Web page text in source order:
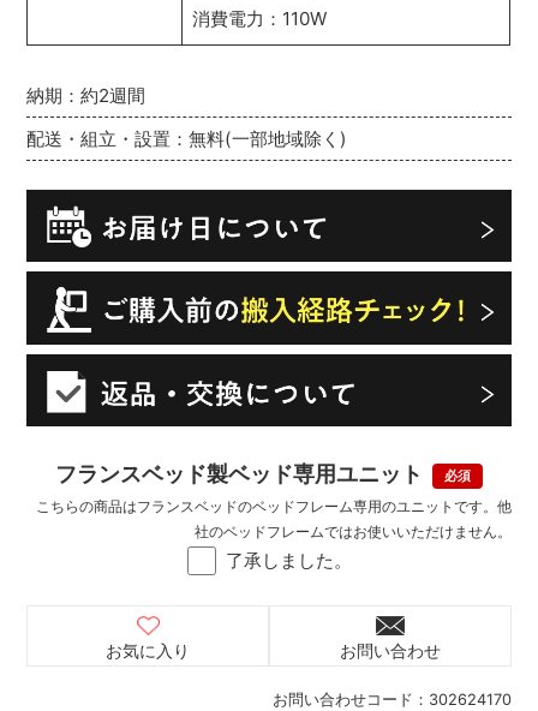
お問い合わせコード： 302624170
納期：約2週間
配送・組立・設置：無料(一部地域除く)
フランスベッド製ベッド専用ユニット
了承しました。
こちらの商品はフランスベッドのベッドフレーム専用のユニットです。他
社のベッドフレームではお使いいただけません。
お気に入り お問い合わせ
消費電力：110W